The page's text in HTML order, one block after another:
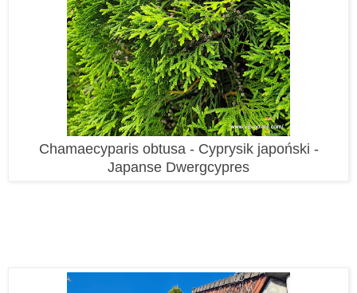
Chamaecyparis obtusa - Cyprysik japoński -
Japanse Dwergcypres